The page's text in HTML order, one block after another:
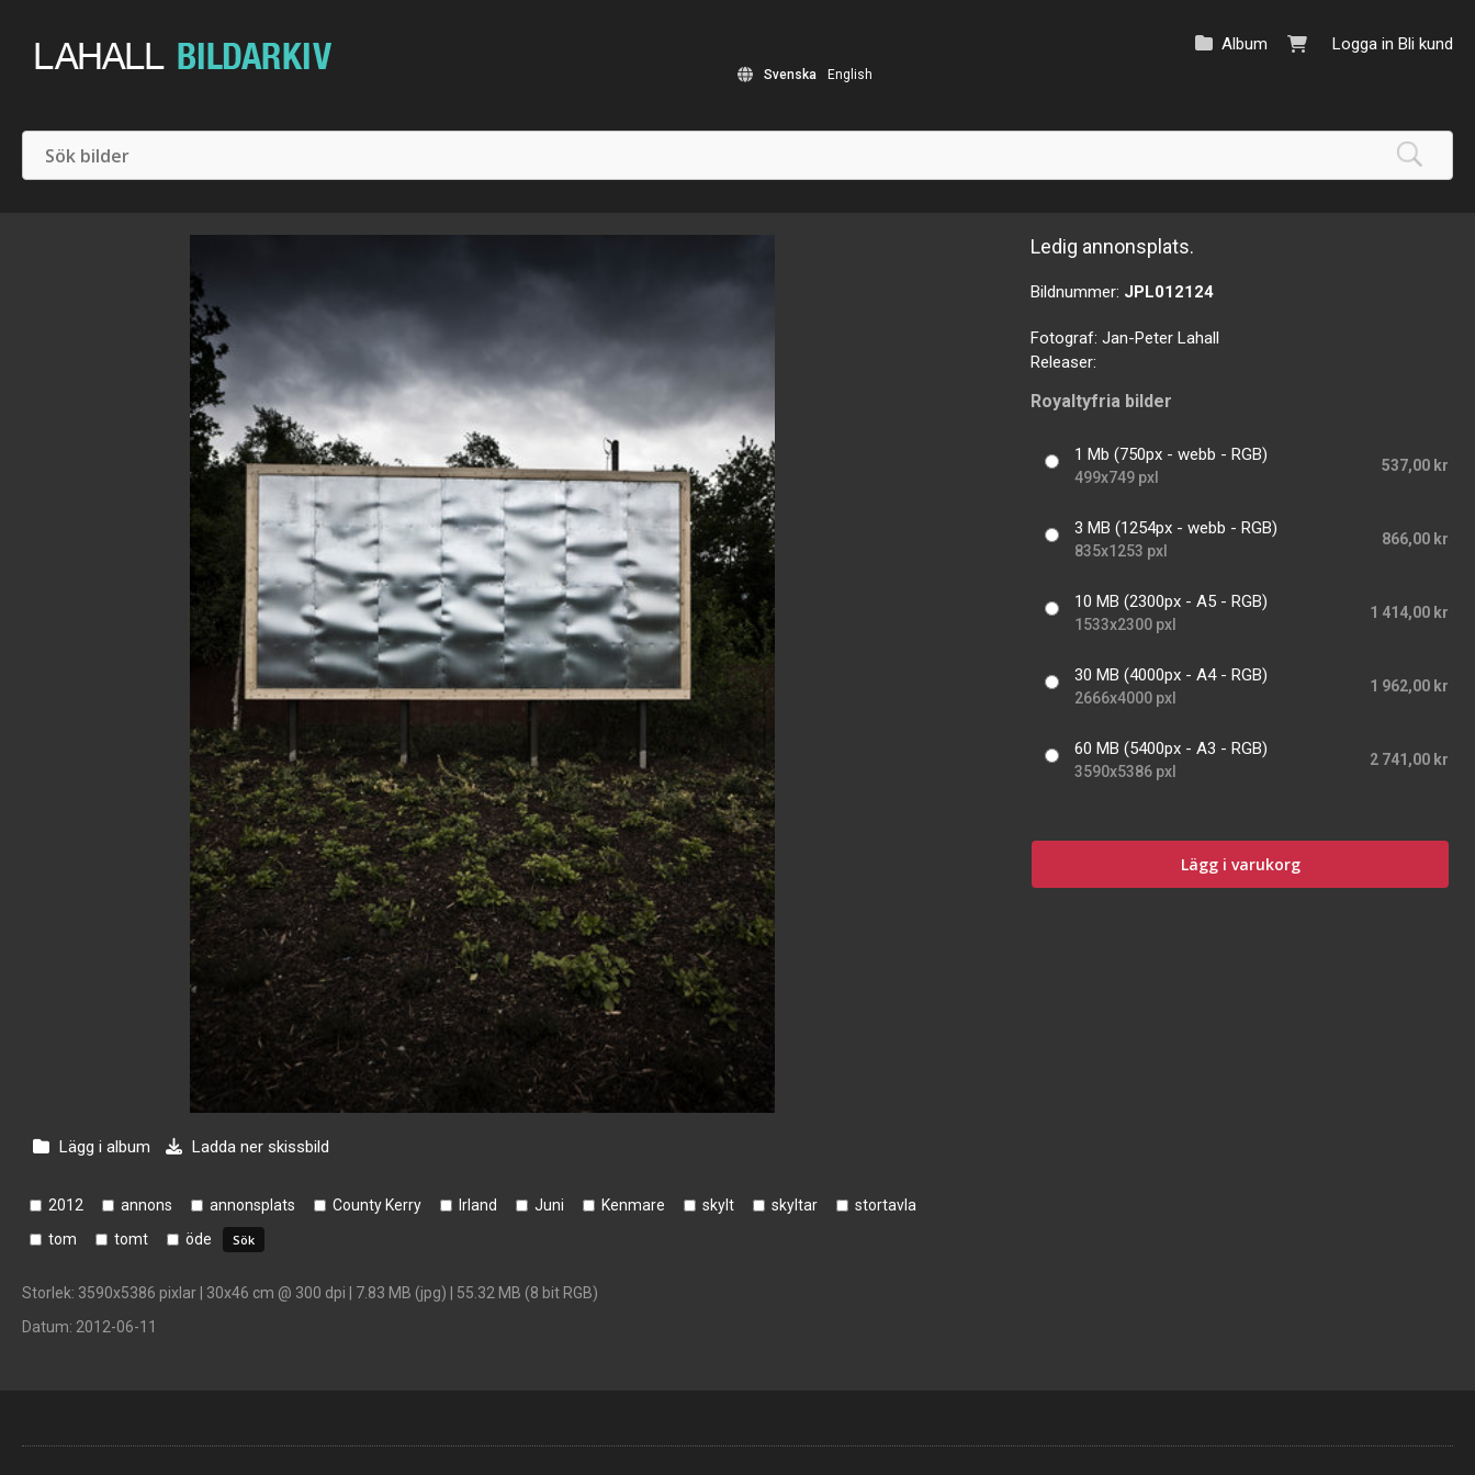
Logga in Bli kund
Album
Svenska English
Lägg i album Ladda ner skissbild
2012 annons annonsplats County Kerry Irland Juni Kenmare skylt skyltar
stortavla
tom
tomt öde
Storlek: 3590x5386 pixlar | 30x46 cm @ 300 dpi | 7.83 MB (jpg) | 55.32 MB (8 bit RGB)
Datum: 2012-06-11
Ledig annonsplats.
Bildnummer: JPL012124
Fotograf:Jan-Peter Lahall
Releaser:
Royaltyfria bilder
1 Mb (750px - webb - RGB)
499x749 pxl
537,00 kr
3 MB (1254px - webb - RGB)
835x1253 pxl
866,00 kr
10 MB (2300px - A5 - RGB)
1533x2300 pxl
1 414,00 kr
30 MB (4000px - A4 - RGB)
2666x4000 pxl
1 962,00 kr
60 MB (5400px - A3 - RGB)
3590x5386 pxl
2 741,00 kr
Lägg i varukorg